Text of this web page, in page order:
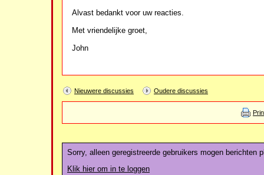
Alvast bedankt voor uw reacties.
Met vriendelijke groet,
John
Nieuwere discussies Oudere discussies
Sorry, alleen geregistreerde gebruikers mogen berichten
Klik hier om in te loggen